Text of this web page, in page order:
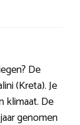
De
(Kreta). Je
klimaat. De
genomen